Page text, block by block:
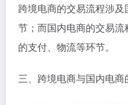
跨境电商的交易流程涉
节；而国内电商的交易
的支付、物流等环节。
三、跨境电商与国内电商